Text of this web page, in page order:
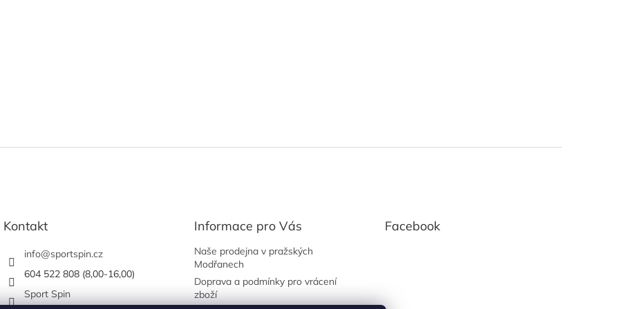
Kontakt
info@sportspin.cz
604 522 808 (8,00-16,00)
Sport Spin
Informace pro Vás
Naše prodejna v pražských
Modřanech
Doprava a podmínky pro vrácení
zboží
Facebook